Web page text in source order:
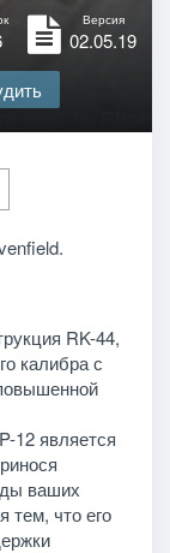
Версия
02.05.19
RK-44,
калибра с
12 является
ваших
тем, что его